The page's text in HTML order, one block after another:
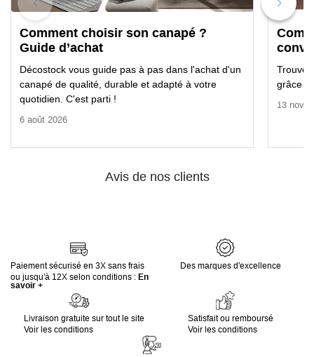
Comment choisir son canapé ?
Guide d’achat
Décostock vous guide pas à pas dans l'achat d'un
canapé de qualité, durable et adapté à votre
quotidien. C'est parti !
6 août 2026
grâce à
13
Avis de nos clients
Paiement sécurisé en 3X sans frais
ou jusqu'à 12X selon conditions : En
savoir +
Des marques d'excellence
Livraison gratuite sur tout le site
Voir les conditions
Satisfait ou remboursé
Voir les conditions